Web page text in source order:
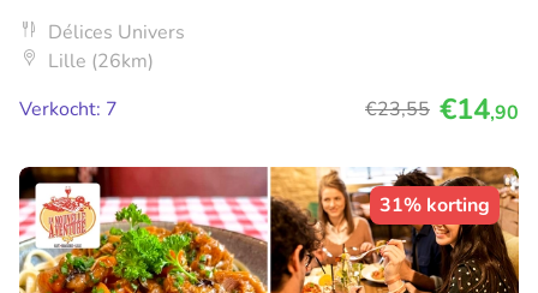
Délices Univers
Lille (26km)
Verkocht: 7
€23,55 €14,90
31% korting